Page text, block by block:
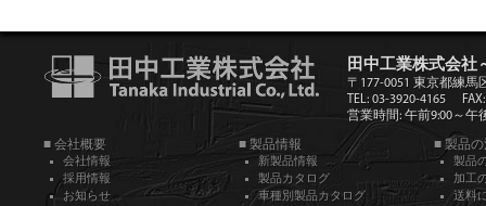
田中工業株式会社
〒177-0051 東京都練馬
TEL: 03-3920-4165
営業時間: 午前9:00～午
■ 会社概要
会社情報
採用情報
お知らせ
■ 製品情報
新製品情報
製品カタログ
車種別製品カタログ
■ 製品
製品
加工
送料